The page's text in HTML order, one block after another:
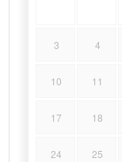
3 4
10 11
17 18
24 25